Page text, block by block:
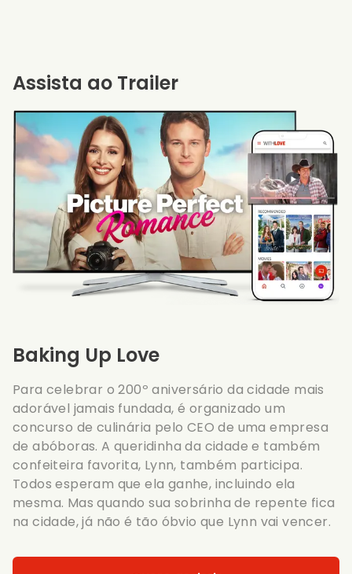
Baking Up Love
Para celebrar o 200º aniversário da cidade mais
adorável jamais fundada, é organizado um
concurso de culinária pelo CEO de uma empresa
de abóboras. A queridinha da cidade e também
confeiteira favorita, Lynn, também participa.
Todos esperam que ela ganhe, incluindo ela
mesma. Mas quando sua sobrinha de repente fica
na cidade, já não é tão óbvio que Lynn vai vencer.
Assista ao Trailer